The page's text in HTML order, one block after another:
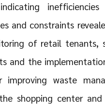
and constraints
of retail tenants,
and the
waste
shopping center